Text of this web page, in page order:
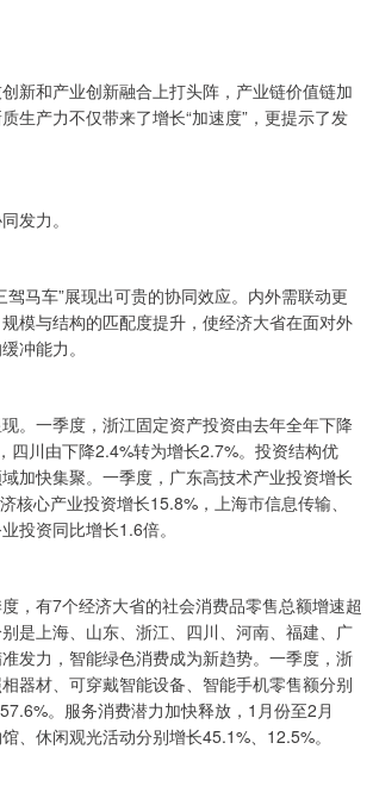
新和产业创新融合上打头阵，产业链价值链加
生产力不仅带来了增长“加速度”，更提示了发
发力。
驾马车”展现出可贵的协同效应。内外需联动更
模与结构的匹配度提升，使经济大省在面对外
冲能力。
。一季度，浙江固定资产投资由去年全年下降
四川由下降2.4%转为增长2.7%。投资结构优
加快集聚。一季度，广东高技术产业投资增长
核心产业投资增长15.8%，上海市信息传输、
投资同比增长1.6倍。
，有7个经济大省的社会消费品零售总额增速超
是上海、山东、浙江、四川、河南、福建、广
发力，智能绿色消费成为新趋势。一季度，浙
器材、可穿戴智能设备、智能手机零售额分别
。服务消费潜力加快释放，1月份至2月
、休闲观光活动分别增长45.1%、12.5%。